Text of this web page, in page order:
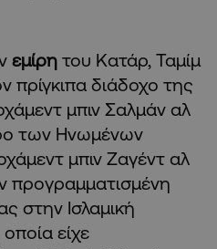
εμίρη του Κατάρ, Ταμίμ
πρίγκιπα διάδοχο της
μπιν Σαλμάν αλ
των Ηνωμένων
μπιν Ζαγέντ αλ
προγραμματισμένη
στην Ισλαμική
είχε